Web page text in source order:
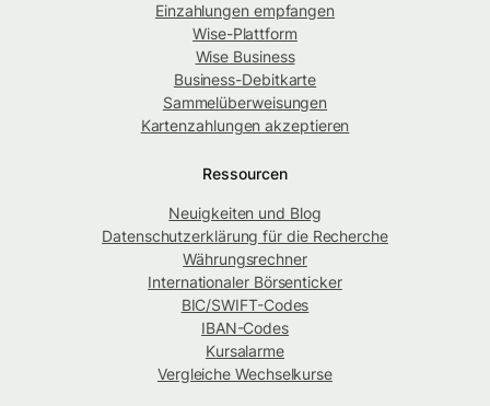
Einzahlungen empfangen
Wise-Plattform
Wise Business
Business-Debitkarte
Sammelüberweisungen
Kartenzahlungen akzeptieren
Ressourcen
Neuigkeiten und Blog
Datenschutzerklärung für die Recherche
Währungsrechner
Internationaler Börsenticker
BIC/SWIFT-Codes
IBAN-Codes
Kursalarme
Vergleiche Wechselkurse